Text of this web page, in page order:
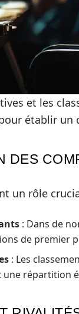
et les
établir
DES
un rôle
: Dans de
de premier
: Les
répartition